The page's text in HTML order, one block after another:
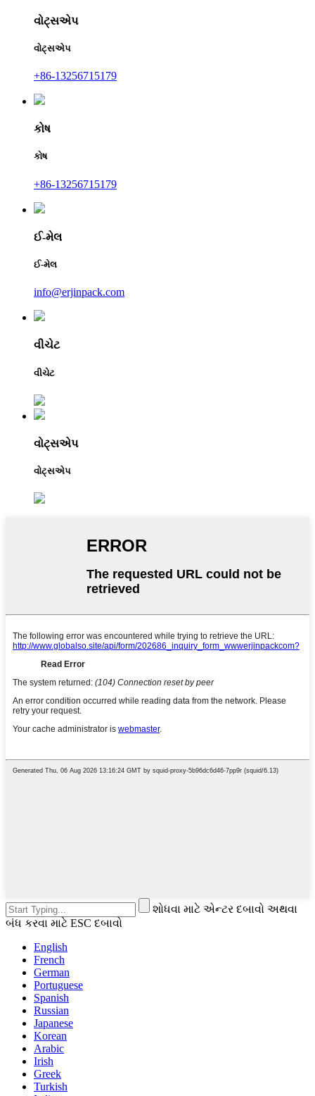
વોટ્સએપ
વોટ્સએપ
+86-13256715179
કોષ
કોષ
+86-13256715179
ઈ-મેલ
ઈ-મેલ
info@erjinpack.com
વીચેટ
વીચેટ
વોટ્સએપ
વોટ્સએપ
શોધવા માટે એન્ટર દબાવો અથવા
બંધ કરવા માટે ESC દબાવો
English
French
German
Portuguese
Spanish
Russian
Japanese
Korean
Arabic
Irish
Greek
Turkish